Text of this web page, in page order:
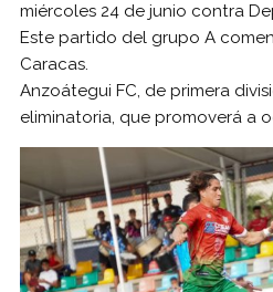
miércoles 24 de junio contra
Este partido del grupo A
Caracas.
Anzoátegui FC, de primera
eliminatoria, que promoverá a